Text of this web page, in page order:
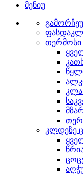
მენიუ
თერმოსი
კლდეზე